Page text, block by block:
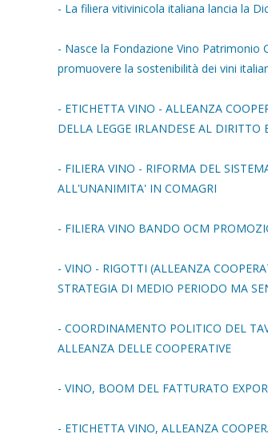
- La filiera vitivinicola italiana lancia la
- Nasce la Fondazione Vino
promuovere la sostenibilità dei vini
- ETICHETTA VINO - ALLEANZA
DELLA LEGGE IRLANDESE AL DIRITTO
- FILIERA VINO - RIFORMA DEL
ALL'UNANIMITA' IN COMAGRI
- FILIERA VINO BANDO OCM
- VINO - RIGOTTI (ALLEANZA
STRATEGIA DI MEDIO PERIODO MA
- COORDINAMENTO POLITICO DEL
ALLEANZA DELLE COOPERATIVE
- VINO, BOOM DEL FATTURATO
- ETICHETTA VINO, ALLEANZA